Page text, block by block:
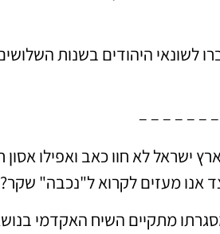
לשונאי היהודים בשנות
– – – – – –
ארץ ישראל לא חוו כאב ואפילו
אנו מעזים לקרוא ל"נכבה" שקר?
מתקיים השיח האקדמי